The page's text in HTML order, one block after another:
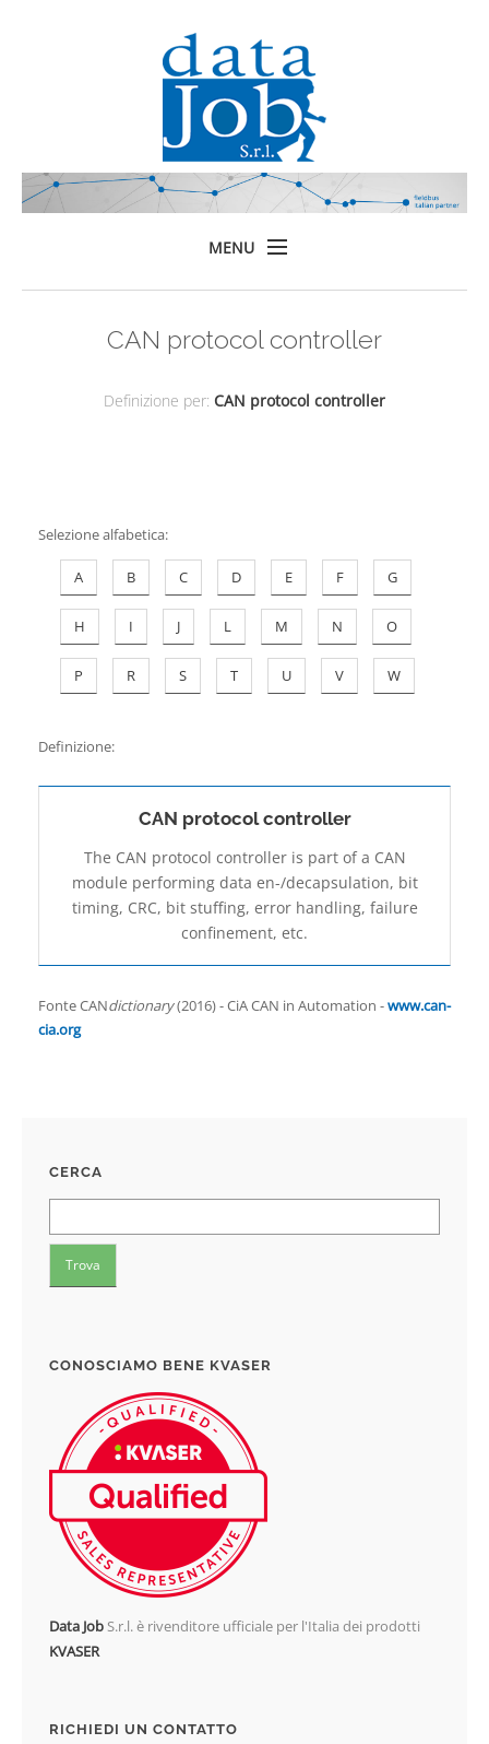
MENU
CAN protocol controller
Definizione per: CAN protocol controller
Selezione alfabetica:
A B C D E F G
H I J L M N O
P R S T U V W
Definizione:
CAN protocol controller
The CAN protocol controller is part of a CAN
module performing data en-/de­capsulation, bit
timing, CRC, bit stuffing, error handling, failure
confinement, etc.
Fonte CANdictionary(2016) - CiA CAN in Automation -www.can-
cia.org
CERCA
CONOSCIAMO BENE KVASER
Data JobS.r.l. è rivenditore ufficiale per l'Italia dei prodotti
KVASER
RICHIEDI UN CONTATTO